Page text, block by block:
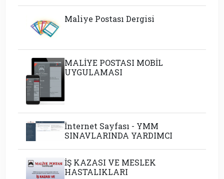
Maliye Postası Dergisi
MALİYE POSTASI MOBİL
UYGULAMASI
İnternet Sayfası - YMM
SINAVLARINDA YARDIMCI
İŞ KAZASI VE MESLEK
HASTALIKLARI